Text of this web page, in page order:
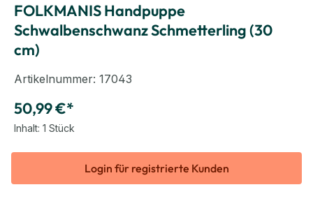
FOLKMANIS Handpuppe
Schwalbenschwanz Schmetterling (30
cm)
Artikelnummer: 17043
50,99 €*
Inhalt: 1 Stück
Login für registrierte Kunden